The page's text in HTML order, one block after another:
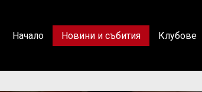
Начало Новини и събития Клубове